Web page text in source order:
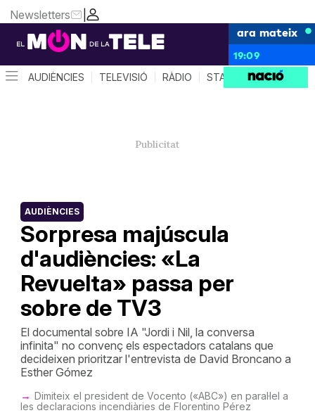
|
Newsletters
ara mateix
19:09
AUDIÈNCIES TELEVISIÓ RÀDIO STAR SYSTEM
Sorpresa majúscula
d'audiències: «La
Revuelta» passa per
sobre de TV3
AUDIÈNCIES
El documental sobre IA "Jordi i Nil, la conversa
infinita" no convenç els espectadors catalans que
decideixen prioritzar l'entrevista de David Broncano a
Esther Gómez
Dimiteix el president de Vocento («ABC») en paral·lel a
les declaracions incendiàries de Florentino Pérez